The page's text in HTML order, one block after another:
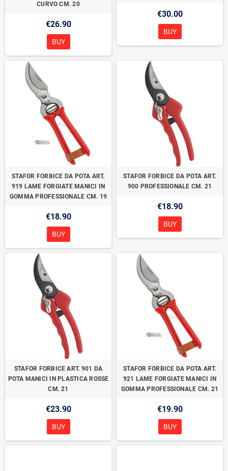
CURVO CM. 20
€26.90
BUY
€30.00
BUY
STAFOR FORBICE DA POTA ART.
919 LAME FORGIATE MANICI IN
GOMMA PROFESSIONALE CM. 19
€18.90
BUY
STAFOR FORBICE DA POTA ART.
900 PROFESSIONALE CM. 21
€18.90
BUY
STAFOR FORBICE ART. 901 DA
POTA MANICI IN PLASTICA ROSSE
CM. 21
€23.90
BUY
STAFOR FORBICE DA POTA ART.
921 LAME FORGIATE MANICI IN
GOMMA PROFESSIONALE CM. 21
€19.90
BUY